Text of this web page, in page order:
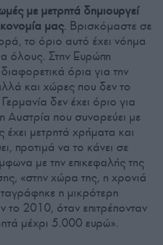
με μετρητά δημιουργεί
μας. Βρισκόμαστε σε
το όριο αυτό έχει νόημα
όλους. Στην Ευρώπη
όρια για την
και χώρες που δεν το
δεν έχει όριο για
Αυστρία που συνορεύει με
έχει μετρητά χρήματα και
προτιμά να το κάνει σε
με την επικεφαλής της
«στην χώρα της, η χρονιά
η μικρότερη
το 2010, όταν επιτρέπονταν
μέχρι 5.000 ευρώ».